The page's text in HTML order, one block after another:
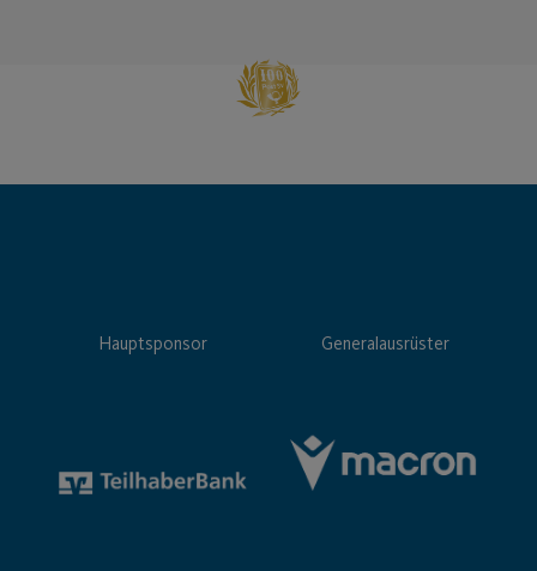
Hauptsponsor Generalausrüster